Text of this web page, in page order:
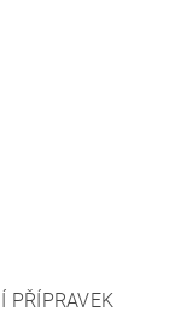
PŘÍPRAVEK